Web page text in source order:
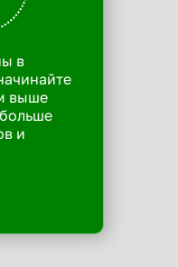
в
выше
и